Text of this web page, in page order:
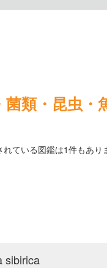
菌類・昆虫・
ている図鑑は1件もあり
sibirica